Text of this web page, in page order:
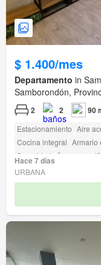
$ 1.400/mes
Departamento in
Samborondón,
2 2 90
Estacionamiento Aire
Cocina integral Armario
Seguridad
Área para
Hace 7 días
URBANA